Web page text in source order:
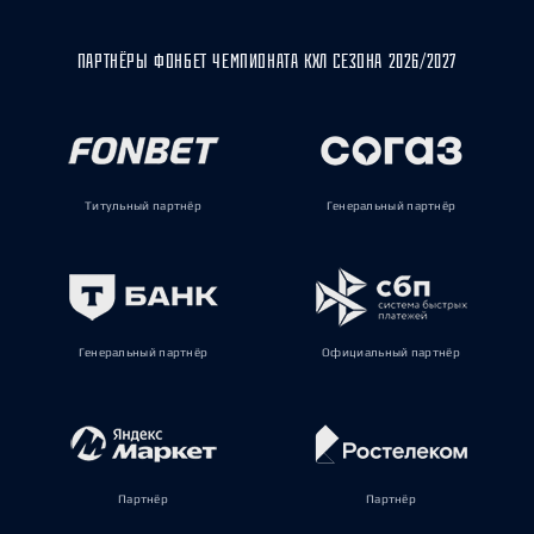
ПАРТНЁРЫ ФОНБЕТ ЧЕМПИОНАТА КХЛ СЕЗОНА 2026/2027
Титульный партнёр Генеральный партнёр
Генеральный партнёр Официальный партнёр
Партнёр Партнёр